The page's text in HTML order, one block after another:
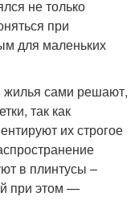
не только
при
для маленьких
жилья сами решают,
так как
их строгое
в плинтусы –
при этом —